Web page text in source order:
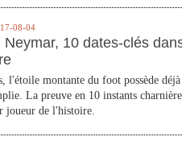
08-04
Neymar, 10 dates-clés
l'étoile montante du foot possède
La preuve en 10 instants
joueur de l'histoire.